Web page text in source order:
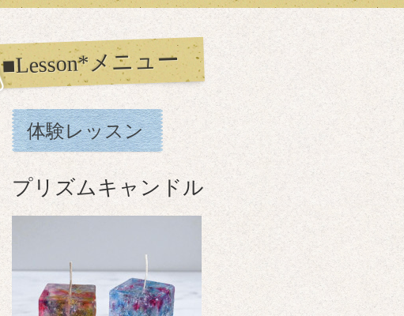
■Lesson*メニュー
体験レッスン
プリズムキャンドル